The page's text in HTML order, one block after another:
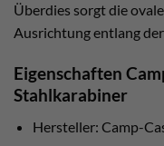
Überdies sorgt die
Ausrichtung entlang
Eigenschaften
Stahlkarabiner
Hersteller: Camp-